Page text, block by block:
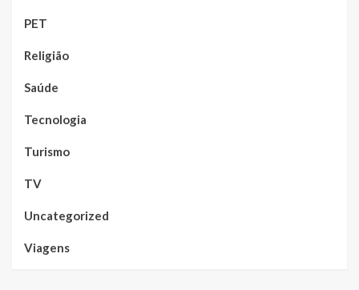
PET
Religião
Saúde
Tecnologia
Turismo
TV
Uncategorized
Viagens